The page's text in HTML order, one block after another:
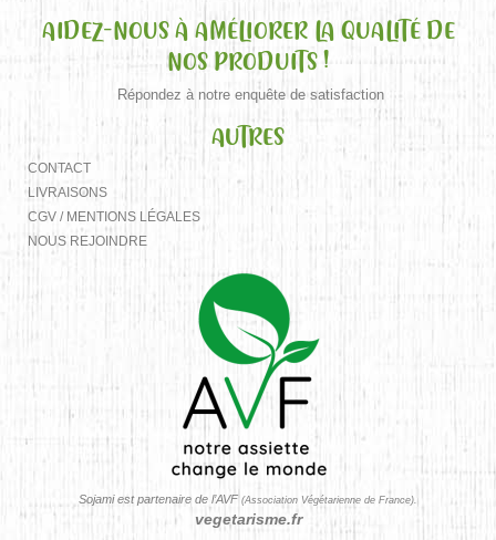
AIDEZ-NOUS À AMÉLIORER LA QUALITÉ DE
NOS PRODUITS !
Répondez à notre enquête de satisfaction
AUTRES
CONTACT
LIVRAISONS
CGV / MENTIONS LÉGALES
NOUS REJOINDRE
Sojami est partenaire de l’AVF (Association Végétarienne de France).
vegetarisme.fr